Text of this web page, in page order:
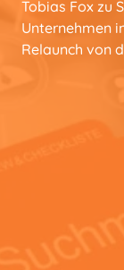
Tobias Fox zu
Unternehmen
Relaunch von